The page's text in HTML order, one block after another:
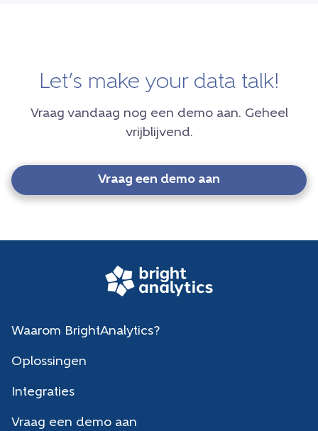
Let’s make your data talk!
Vraag vandaag nog een demo aan. Geheel
vrijblijvend.
Vraag een demo aan
Waarom BrightAnalytics?
Oplossingen
Integraties
Vraag een demo aan